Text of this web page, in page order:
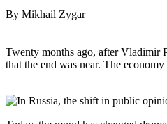
By Mikhail Zygar
Twenty months ago, after Vladimir
that the end was near. The